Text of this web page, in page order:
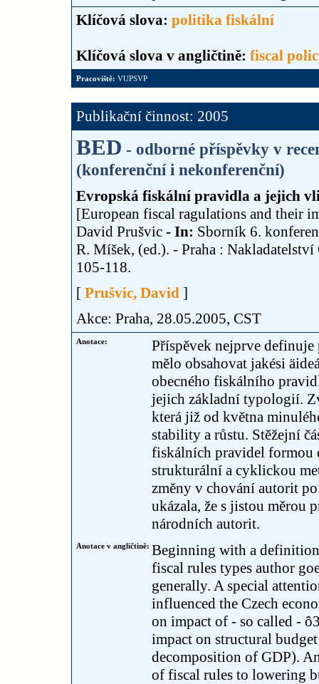
Klíčová slova: politika fiskální
Klíčová slova v angličtině: fiscal
Pracoviště: VUPSVP
Publikační činnost: 2005
BED - odborné příspěvky v
(konferenční i nekonferenční)
Evropská fiskální pravidla a jejich
[European fiscal ragulations and their
David Prušvic - In: Sborník 6.
R. Míšek, (ed.). - Praha :
105-118.
[ Prušvic, David ]
Akce: Praha, 28.05.2005, CST
Anotace:
Příspěvek nejprve
mělo obsahovat jakési
obecného fiskálního
jejich základní typologií.
která již od května
stability a růstu. Stěžejní
fiskálních pravidel formou
strukturální a cyklickou
změny v chování autorit
ukázala, že s jistou měrou
národních autorit.
Anotace v angličtině: Beginning with a
fiscal rules types author
generally. A special
influenced the Czech
on impact of - so called -
impact on structural
decomposition of GDP).
of fiscal rules to lowering